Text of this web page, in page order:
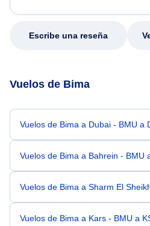
Escribe una reseña
Vuelos de Bima
Vuelos de Bima a Dubai - BMU a
Vuelos de Bima a Bahrein - BMU
Vuelos de Bima a Sharm El
Vuelos de Bima a Kars - BMU a